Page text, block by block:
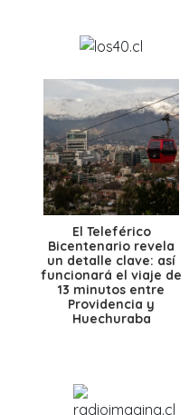
El Teleférico
Bicentenario revela
un detalle clave: así
funcionará el viaje de
13 minutos entre
Providencia y
Huechuraba